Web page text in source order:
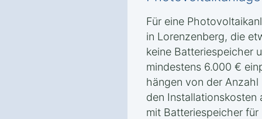
Für eine
in Lorenzenberg, die
keine Batteriespeicher
mindestens 6.000 €
hängen von der
den Installationskosten
mit Batteriespeicher